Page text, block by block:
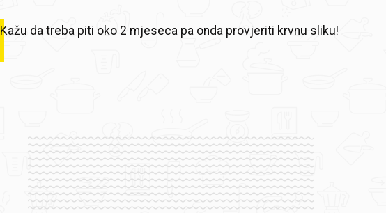
Kažu da treba piti oko 2 mjeseca pa onda provjeriti krvnu sliku!